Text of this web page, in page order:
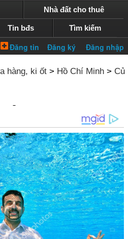
Nhà đất cho thuê
Tin bđs Tìm kiếm
hàng, ki ốt > Hồ Chí Minh > Củ